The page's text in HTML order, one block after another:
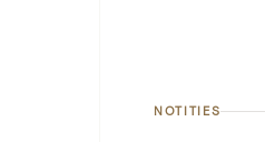
NOTITIES